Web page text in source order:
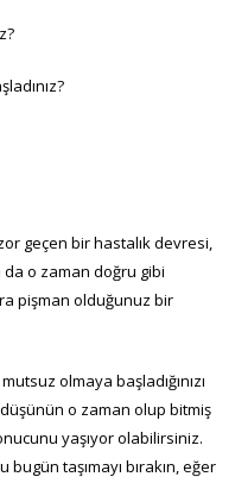
geçen bir hastalık devresi,
o zaman doğru gibi
pişman olduğunuz bir
olmaya başladığınızı
o zaman olup bitmiş
yaşıyor olabilirsiniz.
taşımayı bırakın, eğer